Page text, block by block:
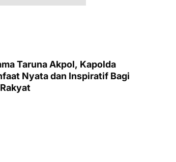
Taruna Akpol, Kapolda
Nyata dan Inspiratif Bagi